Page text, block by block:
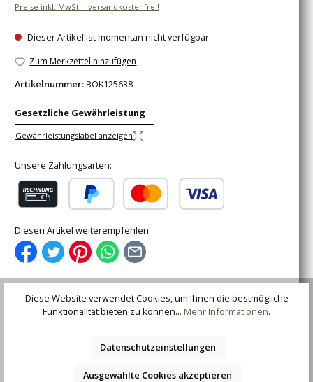
Preise inkl. MwSt. - versandkostenfrei!
Dieser Artikel ist momentan nicht verfügbar.
Zum Merkzettel hinzufügen
Artikelnummer:BOK125638
Gesetzliche Gewährleistung
Gewährleistungslabel anzeigen
Unsere Zahlungsarten:
Diesen Artikel weiterempfehlen:
vielen Jahren bewährten Vollintegral und kommt dem oft
Diese Website verwendet Cookies, um Ihnen die bestmögliche
Funktionalität bieten zu können... Mehr Informationen.
Datenschutzeinstellungen
Ausgewählte Cookies akzeptieren